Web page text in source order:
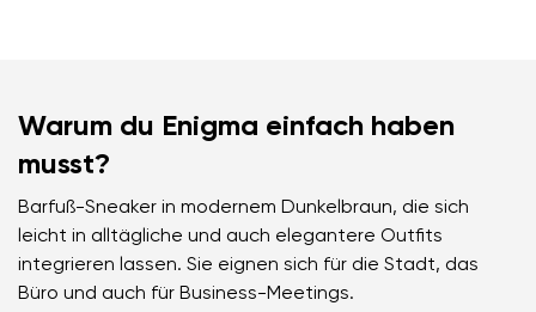
Warum du Enigma einfach haben
musst?
Barfuß-Sneaker in modernem Dunkelbraun, die sich
leicht in alltägliche und auch elegantere Outfits
integrieren lassen. Sie eignen sich für die Stadt, das
Büro und auch für Business-Meetings.